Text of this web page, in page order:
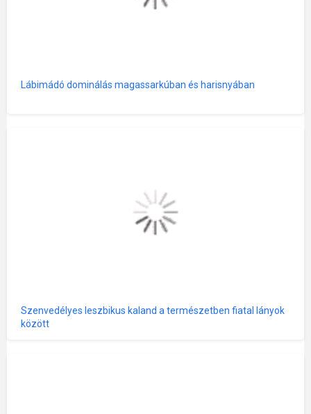
Lábimádó dominálás magassarkúban és harisnyában
Szenvedélyes leszbikus kaland a természetben fiatal lányok
között